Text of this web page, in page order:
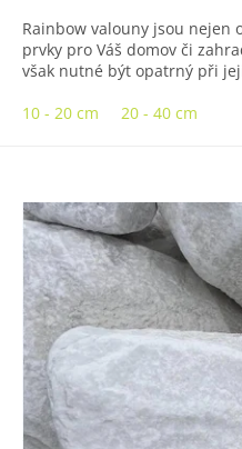
Rainbow valouny jsou nejen
prvky pro Váš domov či
však nutné být opatrný při
10 - 20 cm
20 - 40 cm